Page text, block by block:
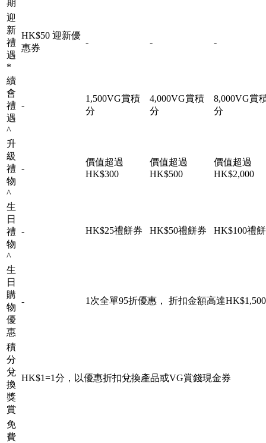
期
迎
新
禮
遇
*
HK$50 迎新優
惠券
- - -
續
會
禮
遇​
^
-
1,500VG賞積
分
4,000VG賞積
分
8,000VG賞
分
升
級
禮
物​
^
-
價值超過
HK$300
價值超過
HK$500
價值超過
HK$2,000
生
日
禮
物​
^
- HK$25禮餅券 HK$50禮餅券 HK$100禮
生
日
購
物
優
惠
- 1次全單95折優惠， 折扣金額高達HK$1,500
積
分
兌
換
獎
賞
HK$1=1分，以優惠折扣兌換產品或VG賞錢現金券
免
費